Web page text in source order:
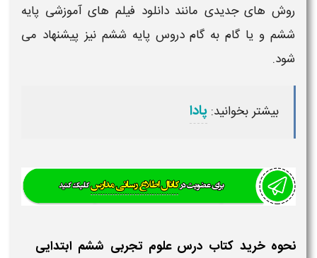
روش های جدیدی مانند دانلود فیلم های آموزشی پایه
ششم و یا گام به گامدروس پایه ششم نیز پیشنهاد می
شود.
بیشتر بخوانید: پادا
نحوه خرید کتاب درس علوم تجربی ششم ابتدایی